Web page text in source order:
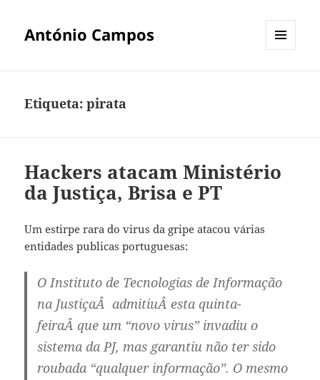
António Campos
Etiqueta:pirata
Hackers atacam Ministério
da Justiça, Brisa e PT
Um estirpe rara do virus da gripe atacou várias
entidades publicas portuguesas:
O Instituto de Tecnologias de Informação
na JustiçaÂ admitiuÂ esta quinta-
feiraÂ que um “novo virus” invadiu o
sistema da PJ, mas garantiu não ter sido
roubada “qualquer informação”. O mesmo